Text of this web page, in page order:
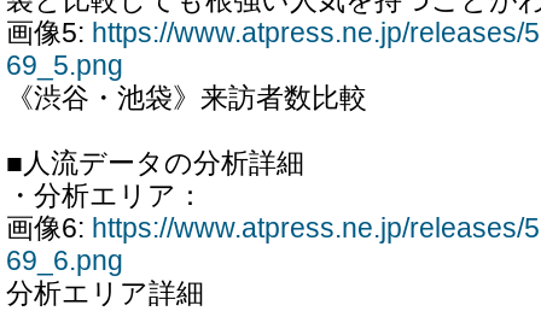
画像5: https://www.atpress.ne.jp/releases/
69_5.png
《渋谷・池袋》来訪者数比較
■人流データの分析詳細
・分析エリア：
画像6: https://www.atpress.ne.jp/releases/
69_6.png
分析エリア詳細